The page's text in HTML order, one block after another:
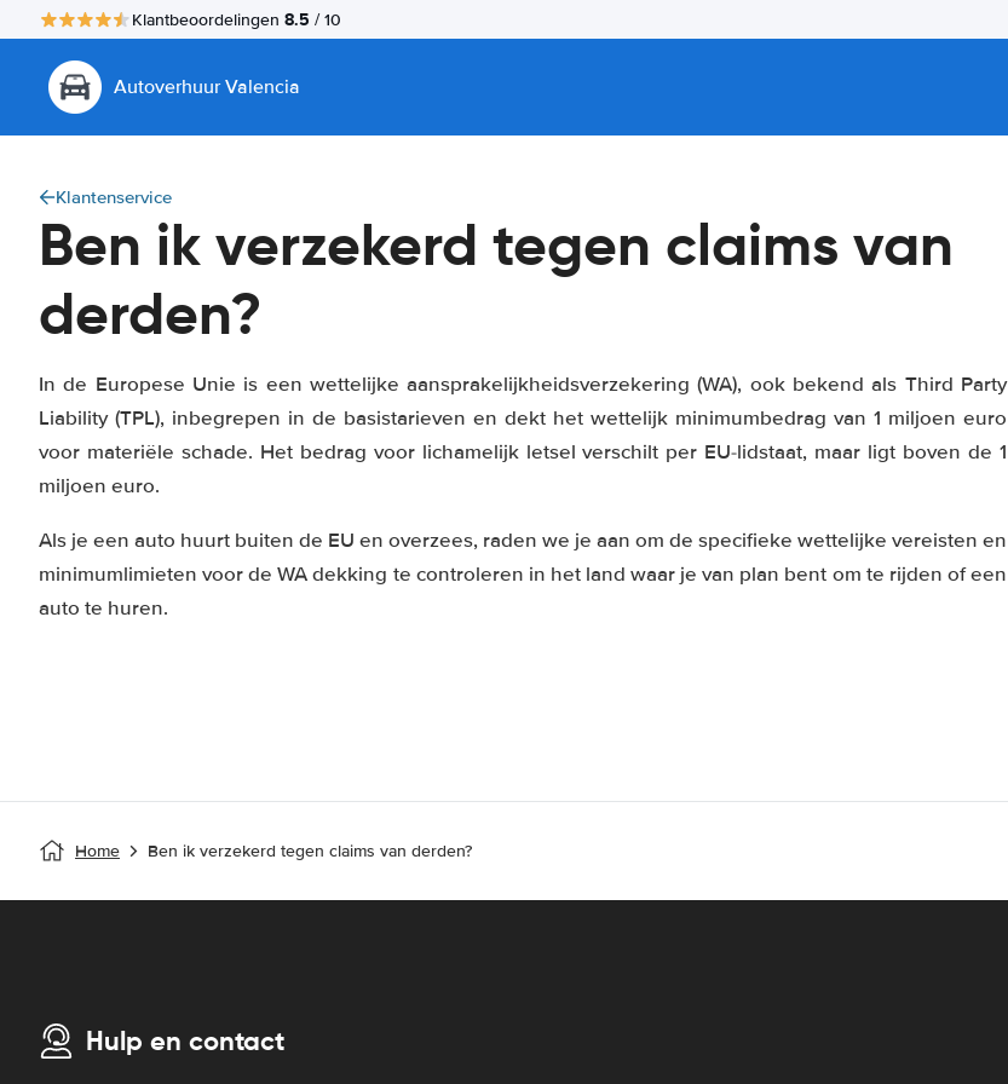
Klantbeoordelingen 8.5 / 10
Autoverhuur Valencia
Klantenservice
Ben ik verzekerd tegen claims van
derden?
In de Europese Unie is een wettelijke aansprakelijkheidsverzekering (WA), ook bekend als Third Party
Liability (TPL), inbegrepen in de basistarieven en dekt het wettelijk minimumbedrag van 1 miljoen euro
voor materiële schade. Het bedrag voor lichamelijk letsel verschilt per EU-lidstaat, maar ligt boven de 1
miljoen euro.
Als je een auto huurt buiten de EU en overzees, raden we je aan om de specifieke wettelijke vereisten en
minimumlimieten voor de WA dekking te controleren in het land waar je van plan bent om te rijden of een
auto te huren.
Home Ben ik verzekerd tegen claims van derden?
Hulp en contact